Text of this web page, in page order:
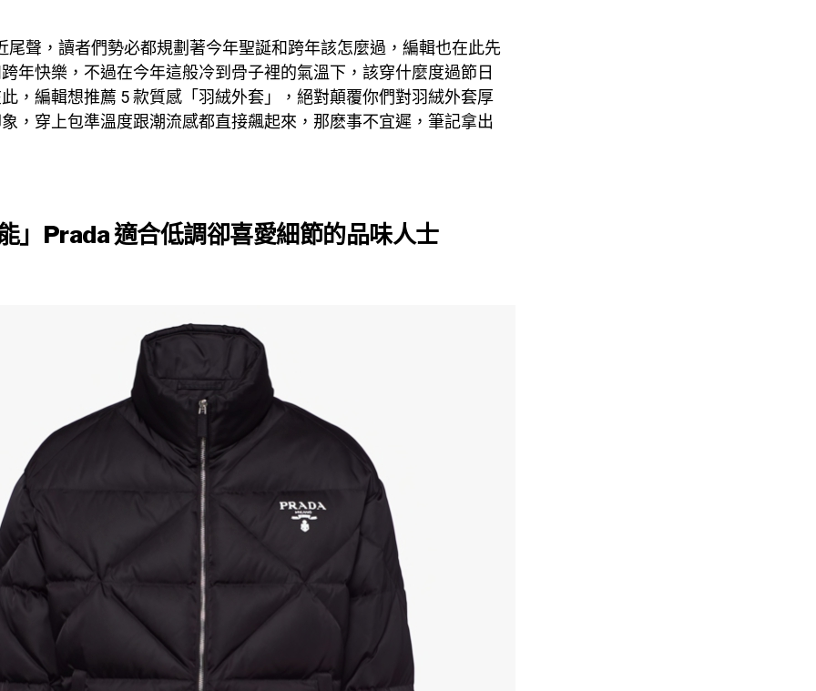
尾聲，讀者們勢必都規劃著今年聖誕和跨年該怎麼過，編輯也在此先
年快樂，不過在今年這般冷到骨子裡的氣溫下，該穿什麼度過節日
，編輯想推薦 5 款質感「羽絨外套」，絕對顛覆你們對羽絨外套厚
，穿上包準溫度跟潮流感都直接飆起來，那麽事不宜遲，筆記拿出
」Prada 適合低調卻喜愛細節的品味人士